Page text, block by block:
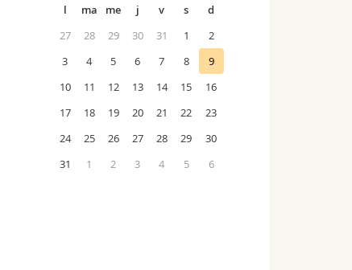
l
ma me j v s
d
27
28 29 30 31 1
2
3
4 5 6 7 8
9
10
11 12 13 14 15
16
17
18 19 20 21 22
23
24
25 26 27 28 29
30
31
1 2 3 4 5 6